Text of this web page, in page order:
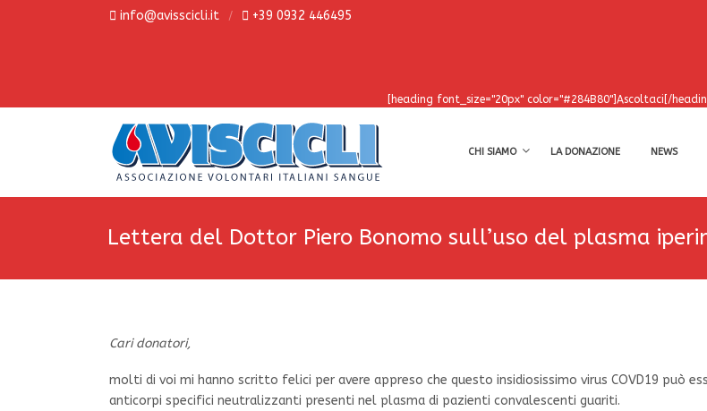
info@avisscicli.it +39 0932 446495
[heading font_size="20px" color="#284B80"]Ascoltaci[/
CHI SIAMO LA DONAZIONE NEWS
Lettera del Dottor Piero Bonomo sull’uso del plasma
Cari donatori,
molti di voi mi hanno scritto felici per avere appreso che questo insidiosissimo virus COVD19 può
anticorpi specifici neutralizzanti presenti nel plasma di pazienti convalescenti guariti.